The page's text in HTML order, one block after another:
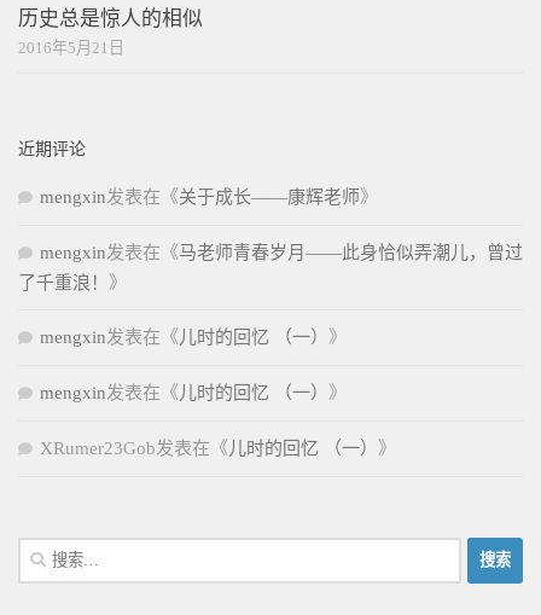
历史总是惊人的相似
2016年5月21日
近期评论
mengxin发表在《关于成长——康辉老师》
mengxin发表在《马老师青春岁月——此身恰似弄潮儿，曾过
了千重浪！ 》
mengxin发表在《 儿时的回忆 （一） 》
mengxin发表在《 儿时的回忆 （一） 》
XRumer23Gob发表在《 儿时的回忆 （一） 》
搜
索：